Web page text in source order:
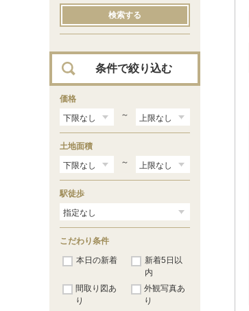
検索する
条件で絞り込む
価格
～
土地面積
～
駅徒歩
こだわり条件
本日の新着
新着5日以
内
間取り図あ
り
外観写真あ
り